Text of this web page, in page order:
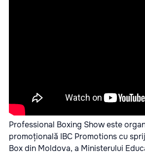
Professional Boxing Showeste
promoțională IBC Promotionscu
Box din Moldova, a Ministerului